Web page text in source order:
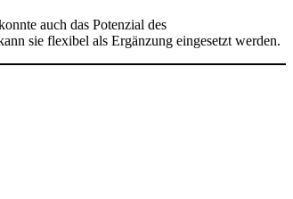
auch das Potenzial des
sie flexibel als Ergänzung eingesetzt werden.